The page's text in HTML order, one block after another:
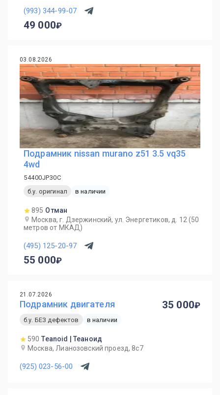
(993) 344-99-07
49 000
03.08.2026
Подрамник nissan murano z51 3.5 vq35
4wd
54400JP30C
б.у. оригинал
в наличии
895 Отман
Москва, г. Дзержинский, ул. Энергетиков, д. 12 (50
метров от МКАД)
(495) 125-20-97
55 000
21.07.2026
Подрамник двигателя
б.у. БЕЗ дефектов в наличии
590 Teanoid | Теаноид
Москва, Лианозовский проезд, 8с7
(925) 023-56-00
35 000